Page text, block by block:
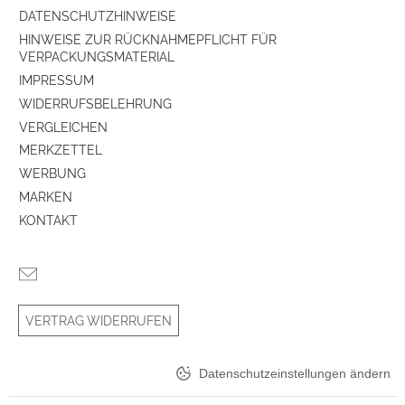
DATENSCHUTZHINWEISE
HINWEISE ZUR RÜCKNAHMEPFLICHT FÜR
VERPACKUNGSMATERIAL
IMPRESSUM
WIDERRUFSBELEHRUNG
VERGLEICHEN
MERKZETTEL
WERBUNG
MARKEN
KONTAKT
VERTRAG WIDERRUFEN
Datenschutzeinstellungen ändern